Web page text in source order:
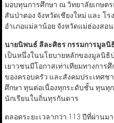
มอบทุนการศึกษา ณ วิทยาลัยเกษต
สันป่าตอง จังหวัดเชียงใหม่ และ โร
อำเภอแม่ลาน้อย จังหวัดแม่ฮ่องสอน
นายนิพนธ์ ลีละศิธร กรรมการมูลนิ
เป็นหนึ่งในนโยบายหลักของมูลนิธิ
เยาวชนมีโอกาสเท่าเทียมทางการ
ของครอบครัว และสังคมประเทศ
ศึกษา ทุนต่อเนื่องทุกระดับชั้น ทุนทุ
นักเรียนในถิ่นทุรกันดาร
ตลอดระยะเวลากว่า 113 ปีที่ผ่านมา